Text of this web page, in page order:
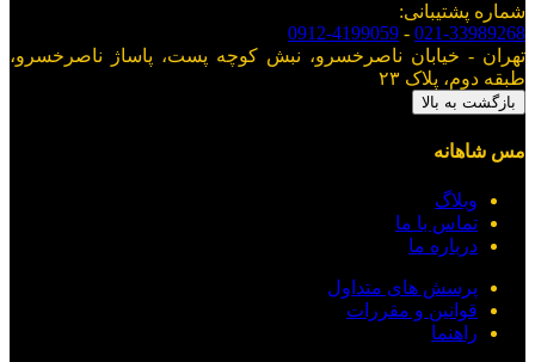
شماره پشتیبانی:
021-33989268
-
0912-4199059
تهران - خیابان ناصرخسرو، نبش کوچه پست، پاساژ ناصرخسرو،
طبقه دوم، پلاک ۲۳
بازگشت به بالا
مس شاهانه
وبلاگ
تماس با ما
درباره ما
پرسش های متداول
قوانین و مقررات
راهنما